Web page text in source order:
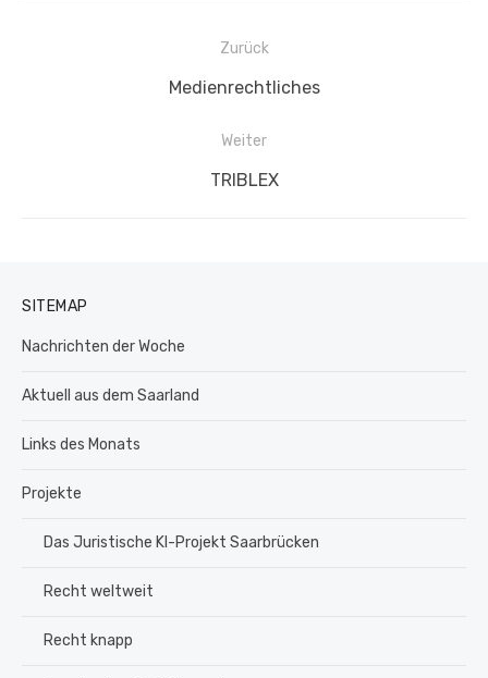
Beitragsnavigation
Zurück
Vorheriger
Medienrechtliches
Weiter
Nächster
TRIBLEX
SITEMAP
Nachrichten der Woche
Aktuell aus dem Saarland
Links des Monats
Projekte
Das Juristische KI-Projekt Saarbrücken
Recht weltweit
Recht knapp